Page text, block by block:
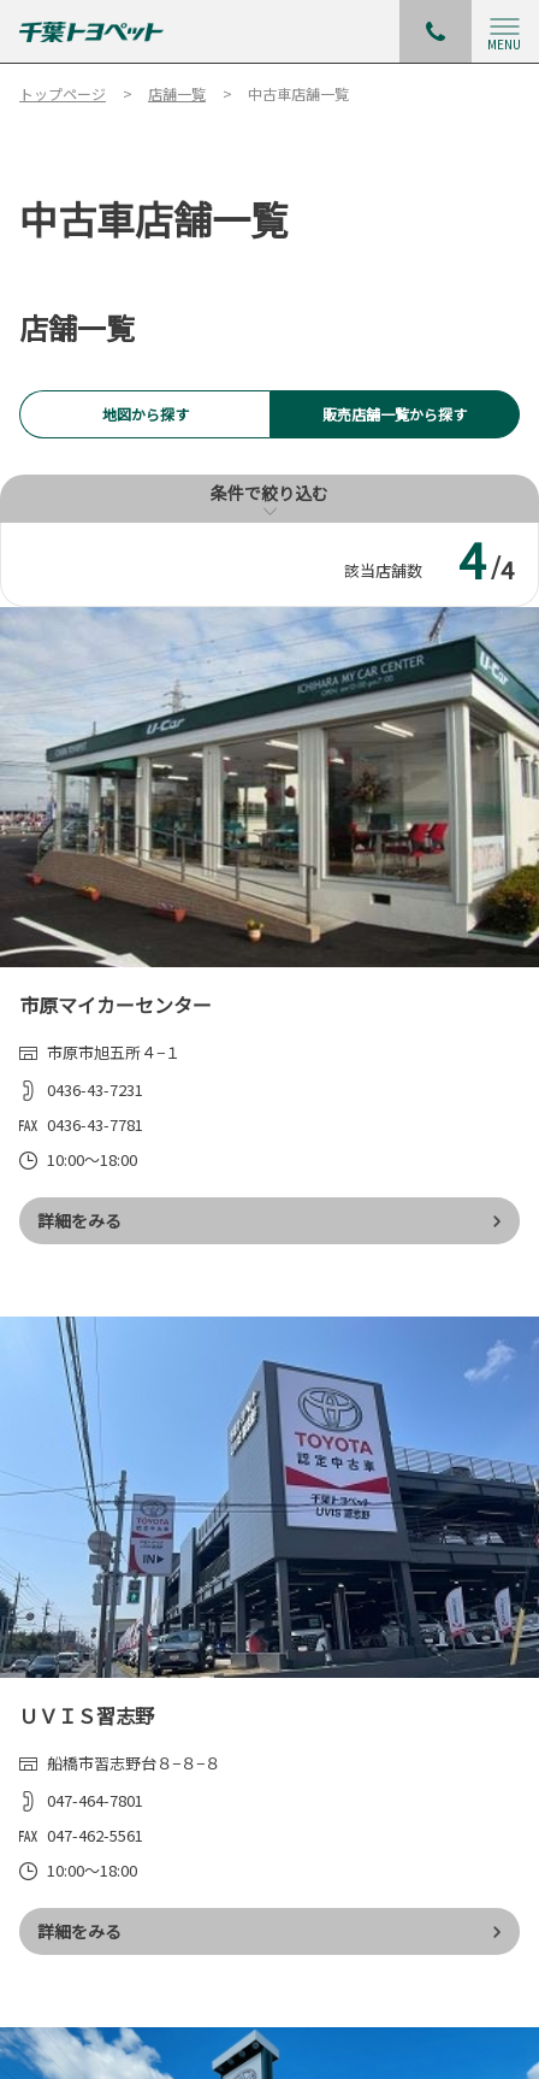
MENU
トップページ 店舗一覧 中古車店舗一覧
中古車店舗一覧
店舗一覧
地図から探す 販売店舗一覧から探す
条件で絞り込む
該当店舗数 4 /4
試乗車
キーワード
WiFi
AED
ベビーシート（おむつ交
換用シート）
条件で絞り込む
市原マイカーセンター
市原市旭五所４−１
0436-43-7231
0436-43-7781
10:00～18:00
詳細をみる
ＵＶＩＳ習志野
船橋市習志野台８−８−８
047-464-7801
047-462-5561
10:00～18:00
詳細をみる